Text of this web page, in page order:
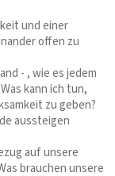
und einer
offen zu
- , wie es jedem
kann ich tun,
zu geben?
aussteigen
auf unsere
brauchen unsere